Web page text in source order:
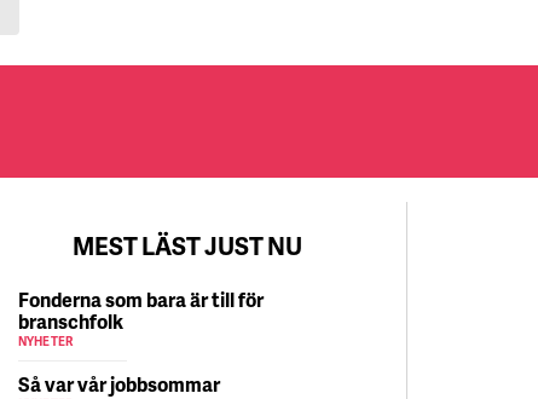
MEST LÄST JUST NU
Fonderna som bara är till för
branschfolk
NYHETER
Så var vår jobbsommar